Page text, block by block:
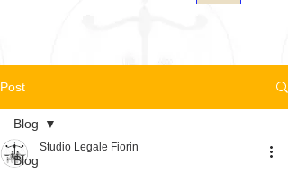
Post
Blog
Blog
Studio Legale Fiorin